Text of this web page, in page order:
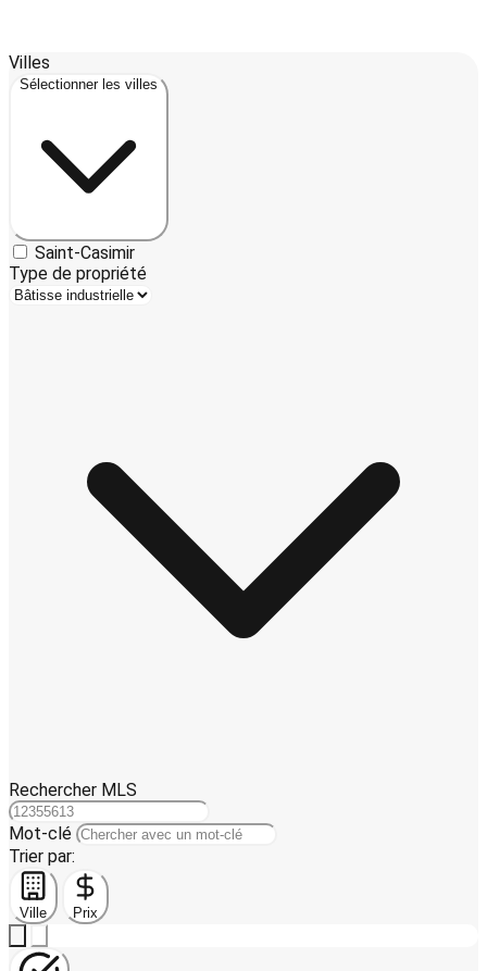
+
Villes
Sélectionner les villes
Saint-Casimir
Type de propriété
Rechercher MLS
Mot-clé
Trier par:
Ville Prix